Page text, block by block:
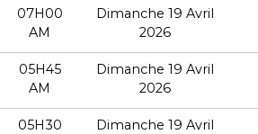
07H00
AM
Dimanche 19 Avril
2026
05H45
AM
Dimanche 19 Avril
2026
05H30
Dimanche 19 Avril